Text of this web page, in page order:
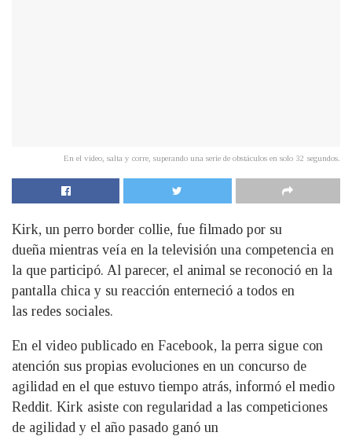
En el video, salta y corre, superando una serie de obstáculos en solo 32 segundos.
Kirk, un perro border collie, fue filmado por su
dueña mientras veía en la televisión una competencia en
la que participó. Al parecer, el animal se reconoció en la
pantalla chica y su reacción enterneció a todos en
las redes sociales.
En el video publicado en Facebook, la perra sigue con
atención sus propias evoluciones en un concurso de
agilidad en el que estuvo tiempo atrás, informó el medio
Reddit. Kirk asiste con regularidad a las competiciones
de agilidad y el año pasado ganó un